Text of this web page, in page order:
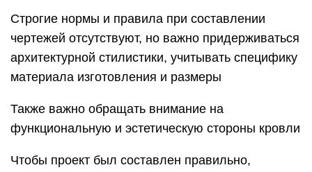
Строгие нормы и правила при составлении
чертежей отсутствуют, но важно придерживаться
архитектурной стилистики, учитывать специфику
материала изготовления и размеры
Также важно обращать внимание на
функциональную и эстетическую стороны кровли
Чтобы проект был составлен правильно,